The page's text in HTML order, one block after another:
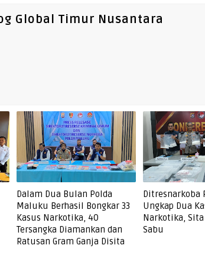
Global Timur Nusantara
Dalam Dua Bulan Polda
Maluku Berhasil Bongkar 33
Kasus Narkotika, 40
Tersangka Diamankan dan
Ratusan Gram Ganja Disita
Ditresnarkoba
Ungkap Dua
Narkotika,
Sabu